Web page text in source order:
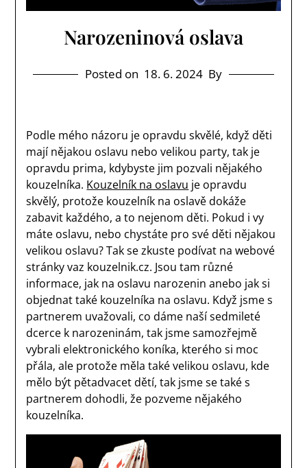
Narozeninová oslava
Posted on 18. 6. 2024 By
Podle mého názoru je opravdu skvělé, když děti
mají nějakou oslavu nebo velikou party, tak je
opravdu prima, kdybyste jim pozvali nějakého
kouzelníka. Kouzelník na oslavu je opravdu
skvělý, protože kouzelník na oslavě dokáže
zabavit každého, a to nejenom děti. Pokud i vy
máte oslavu, nebo chystáte pro své děti nějakou
velikou oslavu? Tak se zkuste podívat na webové
stránky vaz kouzelnik.cz. Jsou tam různé
informace, jak na oslavu narozenin anebo jak si
objednat také kouzelníka na oslavu. Když jsme s
partnerem uvažovali, co dáme naší sedmileté
dcerce k narozeninám, tak jsme samozřejmě
vybrali elektronického koníka, kterého si moc
přála, ale protože měla také velikou oslavu, kde
mělo být pětadvacet dětí, tak jsme se také s
partnerem dohodli, že pozveme nějakého
kouzelníka.